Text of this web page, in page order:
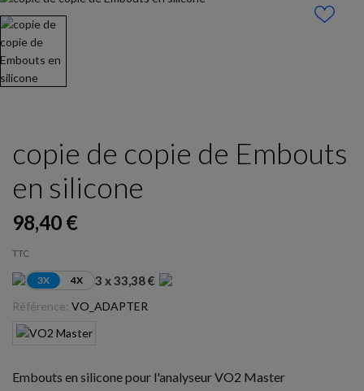
copie de copie de Embouts
en silicone
98,40 €
TTC
3X 4X 3 x 33,38 €
Référence: VO_ADAPTER
Embouts en silicone pour l'analyseur VO2 Master